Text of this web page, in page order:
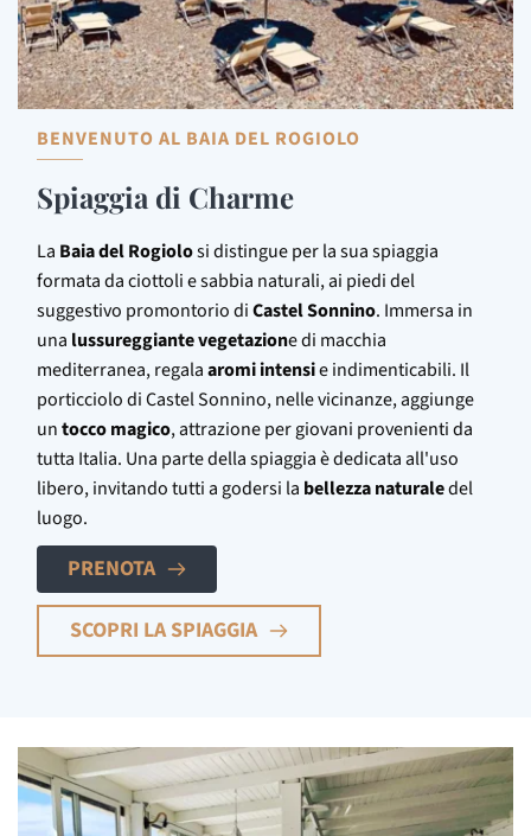
BENVENUTO AL BAIA DEL ROGIOLO
Spiaggia di Charme
La Baia del Rogiolosi distingue per la sua spiaggia
formata da ciottoli e sabbia naturali, ai piedi del
suggestivo promontorio diCastel Sonnino. Immersa in
una lussureggiante vegetazione di macchia
mediterranea, regalaaromi intensie indimenticabili. Il
porticciolo di Castel Sonnino, nelle vicinanze, aggiunge
untocco magico, attrazione per giovani provenienti da
tutta Italia. Una parte della spiaggia è dedicata all'uso
libero, invitando tutti a godersi la bellezza naturaledel
luogo.
PRENOTA
SCOPRI LA SPIAGGIA